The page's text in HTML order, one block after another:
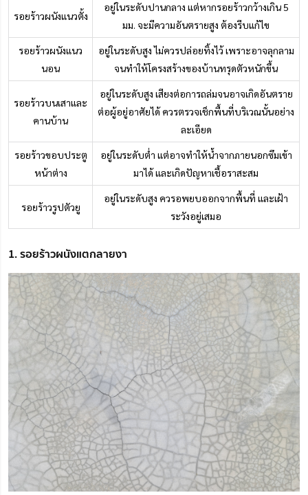
รอยร้าวผนังแนวตั้ง
อยู่ในระดับปานกลาง แต่หากรอยร้าวกว้างเกิน 5
มม. จะมีความอันตรายสูง ต้องรีบแก้ไข
รอยร้าวผนังแนว
นอน
อยู่ในระดับสูง ไม่ควรปล่อยทิ้งไว้ เพราะอาจลุกลาม
จนทำให้โครงสร้างของบ้านทรุดตัวหนักขึ้น
รอยร้าวบนเสาและ
คานบ้าน
อยู่ในระดับสูง เสียงต่อการถล่มจนอาจเกิดอันตราย
ต่อผู้อยู่อาศัยได้ ควรตรวจเช็กพื้นที่บริเวณนั้นอย่าง
ละเอียด
รอยร้าวขอบประตู
หน้าต่าง
อยู่ในระดับต่ำ แต่อาจทำให้น้ำจากภายนอกซึมเข้า
มาได้ และเกิดปัญหาเชื้อราสะสม
รอยร้าวรูปตัวยู
อยู่ในระดับสูง ควรอพยบออกจากพื้นที่ และเฝ้า
ระวังอยู่เสมอ
1. รอยร้าวผนังแตกลายงา